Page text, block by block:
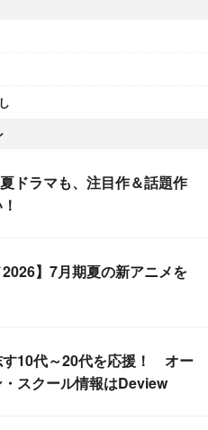
ドラマも、注目作＆話題作
2026】7月期夏の新アニメを
す10代～20代を応援！ オー
スクール情報はDeview